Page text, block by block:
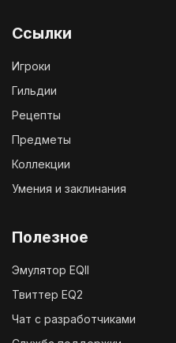
Ссылки
Игроки
Гильдии
Рецепты
Предметы
Коллекции
Умения и заклинания
Полезное
Эмулятор EQII
Твиттер EQ2
Чат с разработчиками